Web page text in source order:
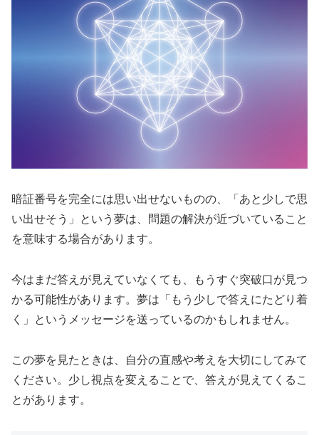
暗証番号を完全には思い出せないものの、「あと少しで思
い出せそう」という夢は、問題の解決が近づいていること
を意味する場合があります。
今はまだ答えが見えていなくても、もうすぐ突破口が見つ
かる可能性があります。夢は「もう少しで答えにたどり着
く」というメッセージを送っているのかもしれません。
この夢を見たときは、自分の直感や考えを大切にしてみて
ください。少し視点を変えることで、答えが見えてくるこ
とがあります。